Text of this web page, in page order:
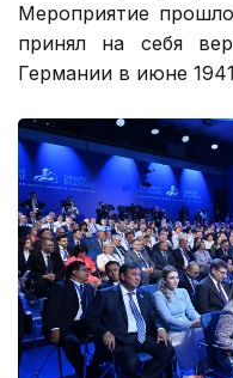
Мероприятие
принял на себя
Германии в июне